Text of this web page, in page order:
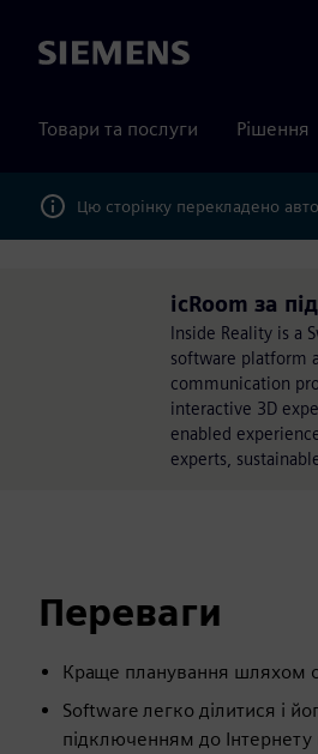
Siemens
Товари та послуги Рішення
Цю сторінку перекладено
icRoom за
Inside Reality is a
software platform
communication
interactive 3D
enabled
experts,
Переваги
Краще планування шляхом
Software легко ділитися і
підключенням до